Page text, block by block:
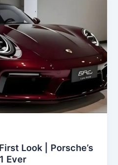
Look | Porsche’s
Ever